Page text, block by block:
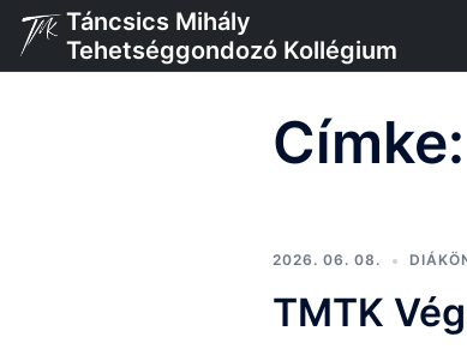
Skip
content
Táncsics Mihály
Tehetséggondozó Kollégium
Címke:
2026. 06. 08.
TMTK